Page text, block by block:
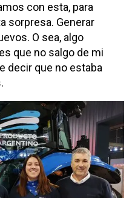
con esta, para
sorpresa. Generar
O sea, algo
que no salgo de mi
decir que no estaba